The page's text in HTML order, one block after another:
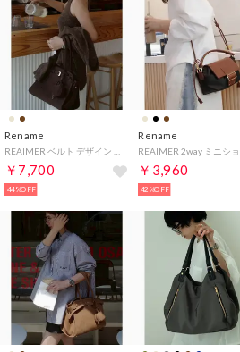
Rename
REAIMER ベルト デザイン ボストンバッグ （SCBR）
￥7,700
44%OFF
Rename
￥3,960
42%OFF